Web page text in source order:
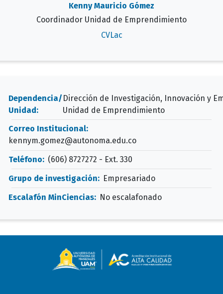
Kenny Mauricio Gómez
Coordinador Unidad de Emprendimiento
CVLac
Dependencia/
Unidad:
Dirección de Investigación, Innovación y
Unidad de Emprendimiento
Correo Institucional:
kennym.gomez@autonoma.edu.co
Teléfono: (606) 8727272 - Ext. 330
Grupo de investigación: Empresariado
Escalafón MinCiencias: No escalafonado